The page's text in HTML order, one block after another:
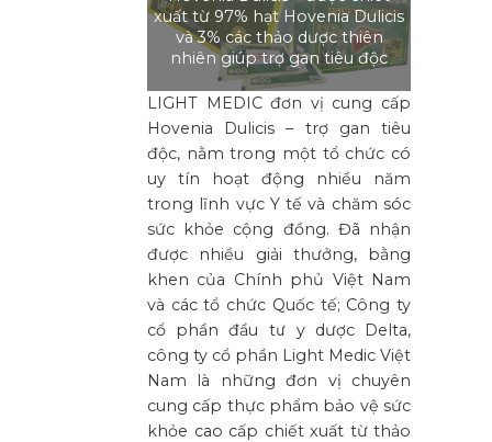
xuất từ 97% hạt Hovenia Dulicis
và 3% các thảo dược thiên
nhiên giúp trợ gan tiêu độc
LIGHT MEDIC đơn vị cung cấp
Hovenia Dulicis – trợ gan tiêu
độc, nằm trong một tổ chức có
uy tín hoạt động nhiều năm
trong lĩnh vực Y tế và chăm sóc
sức khỏe cộng đồng. Đã nhận
được nhiều giải thưởng, bằng
khen của Chính phủ Việt Nam
và các tổ chức Quốc tế; Công ty
cổ phần đầu tư y dược Delta,
công ty cổ phần Light Medic Việt
Nam là những đơn vị chuyên
cung cấp thực phẩm bảo vệ sức
khỏe cao cấp chiết xuất từ thảo